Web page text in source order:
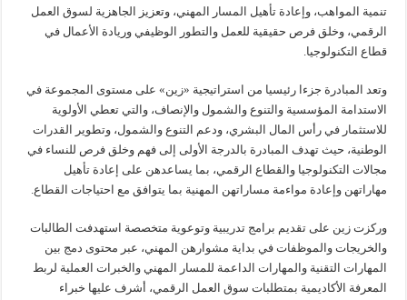
تنمية المواهب، وإعادة تأهيل المسار المهني، وتعزيز الجاهزية لسوق العمل
الرقمي، وخلق فرص حقيقية للعمل والتطور الوظيفي وريادة الأعمال في
قطاع التكنولوجيا.
وتعد المبادرة جزءا رئيسيا من استراتيجية «زين» على مستوى المجموعة في
الاستدامة المؤسسية والتنوع والشمول والإنصاف، والتي تعطي الأولوية
للاستثمار في رأس المال البشري، ودعم التنوع والشمول، وتطوير القدرات
الوطنية، حيث تهدف المبادرة بالدرجة الأولى إلى فهم وخلق فرص للنساء في
مجالات التكنولوجيا والقطاع الرقمي، بما يساعدهن على إعادة تأهيل
مهاراتهن وإعادة مواءمة مساراتهن المهنية بما يتوافق مع احتياجات القطاع.
وركزت زين على تقديم برامج تدريبية وتوعوية متخصصة استهدفت الطالبات
والخريجات والموظفات في بداية مشوارهن المهني، عبر محتوى دمج بين
المهارات التقنية والمهارات الداعمة للمسار المهني والخبرات العملية لربط
المعرفة الأكاديمية بمتطلبات سوق العمل الرقمي، أشرف عليها خبراء